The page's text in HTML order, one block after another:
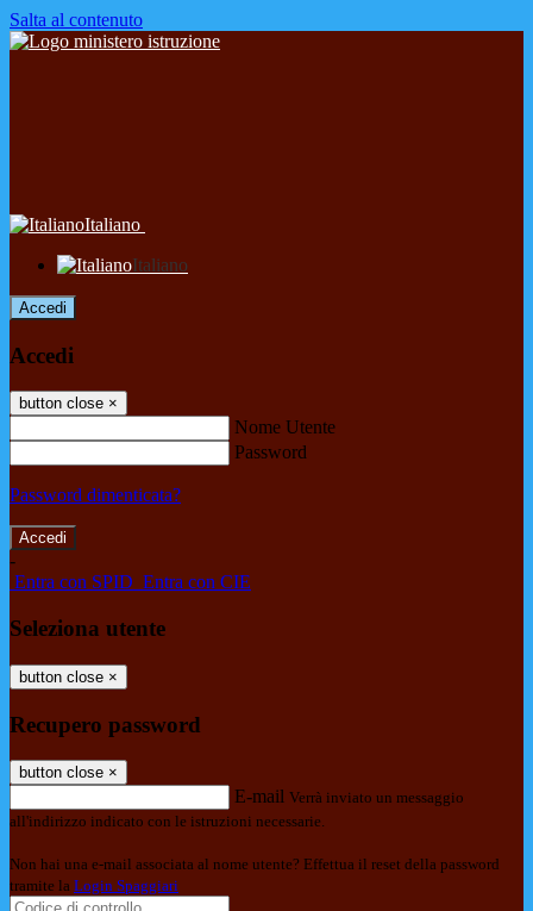
Salta al contenuto
Italiano
Italiano
Accedi
Accedi
button close ×
Nome Utente
Password
Password dimenticata?
-
Entra con SPID Entra con CIE
Seleziona utente
button close ×
Recupero password
button close ×
E-mail Verrà inviato un messaggio
all'indirizzo indicato con le istruzioni necessarie.
Non hai una e-mail associata al nome utente? Effettua il reset della password
tramite la Login Spaggiari